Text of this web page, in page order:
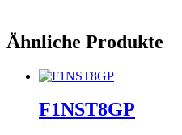
Ähnliche Produkte
F1NST8GP